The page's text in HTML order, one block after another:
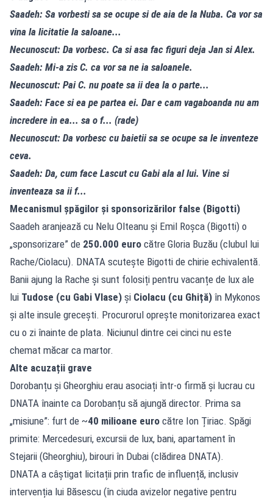
Saadeh: Sa vorbesti sa se ocupe si de aia de la Nuba. Ca vor sa
vina la licitatie la saloane...
Necunoscut: Da vorbesc. Ca si asa fac figuri deja Jan si Alex.
Saadeh: Mi-a zis C. ca vor sa ne ia saloanele.
Necunoscut: Pai C. nu poate sa ii dea la o parte...
Saadeh: Face si ea pe partea ei. Dar e cam vagaboanda nu am
incredere in ea... sa o f... (rade)
Necunoscut: Da vorbesc cu baietii sa se ocupe sa le inventeze
ceva.
Saadeh: Da, cum face Lascut cu Gabi ala al lui. Vine si
inventeaza sa ii f...
Mecanismul șpăgilor și sponsorizărilor false (Bigotti)
Saadeh aranjează cu Nelu Olteanu și Emil Roșca (Bigotti) o
„sponsorizare” de 250.000 euro către Gloria Buzău (clubul lui
Rache/Ciolacu). DNATA scutește Bigotti de chirie echivalentă.
Banii ajung la Rache și sunt folosiți pentru vacanțe de lux ale
lui Tudose (cu Gabi Vlase) și Ciolacu (cu Ghiță) în Mykonos
și alte insule grecești. Procurorul oprește monitorizarea exact
cu o zi înainte de plata. Niciunul dintre cei cinci nu este
chemat măcar ca martor.
Alte acuzații grave
Dorobanțu și Gheorghiu erau asociați într-o firmă și lucrau cu
DNATA înainte ca Dorobanțu să ajungă director. Prima sa
„misiune”: furt de ~40 milioane euro către Ion Țiriac. Spăgi
primite: Mercedesuri, excursii de lux, bani, apartament în
Stejarii (Gheorghiu), birouri în Dubai (clădirea DNATA).
DNATA a câștigat licitații prin trafic de influență, inclusiv
intervenția lui Băsescu (în ciuda avizelor negative pentru